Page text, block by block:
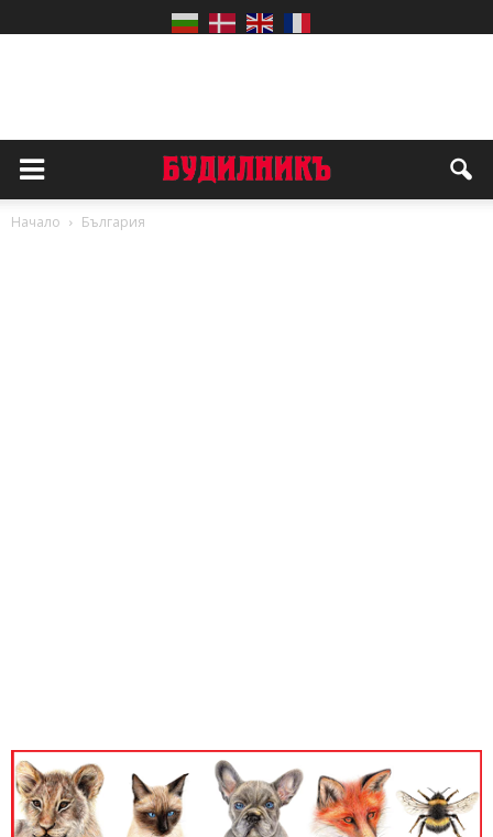
Начало България